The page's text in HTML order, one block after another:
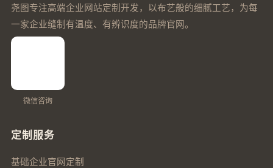
尧图专注高端企业网站定制开发，以布艺般的细腻工艺，为每
一家企业缝制有温度、有辨识度的品牌官网。
微信咨询
定制服务
基础企业官网定制